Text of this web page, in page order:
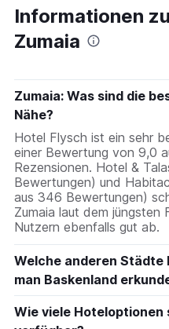
Informationen
Zumaia
Zumaia: Was sind die
Nähe?
Hotel Flysch ist ein sehr
einer Bewertung von 9,0
Rezensionen. Hotel &
Bewertungen) und
aus 346 Bewertungen)
Zumaia laut dem jüngsten
Nutzern ebenfalls gut ab.
Welche anderen Städte
man Baskenland
Wie viele Hoteloptionen